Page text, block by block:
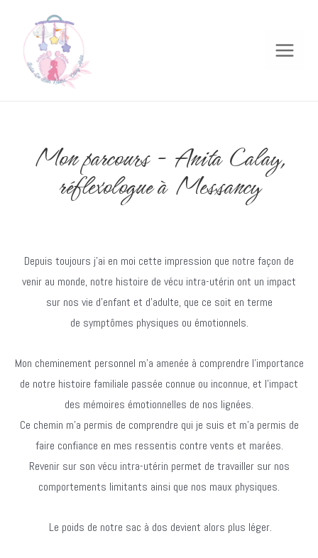
Mon parcours - Anita Calay,
réflexologue à Messancy
Depuis toujours j’ai en moi cette impression que notre façon de
venir au monde, notre histoire de vécu intra-utérin ont un impact
sur nos vie d’enfant et d’adulte, que ce soit en terme
de symptômes physiques ou émotionnels.
Mon cheminement personnel m’a amenée à comprendre l’importance
de notre histoire familiale passée connue ou inconnue, et l’impact
des mémoires émotionnelles de nos lignées.
Ce chemin m’a permis de comprendre qui je suis et m’a permis de
faire confiance en mes ressentis contre vents et marées.
Revenir sur son vécu intra-utérin permet de travailler sur nos
comportements limitants ainsi que nos maux physiques.
Le poids de notre sac à dos devient alors plus léger.